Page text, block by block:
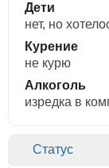
Дети
нет, но
Курение
не курю
Алкоголь
изредка в
Статус